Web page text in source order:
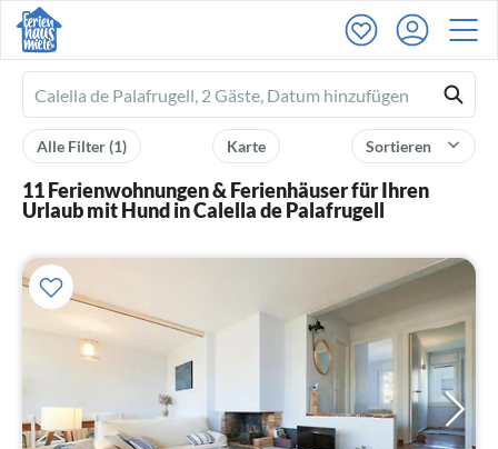
Ferienhausmiete
logo
Sortieren
Karte
Alle Filter(1)
11 Ferienwohnungen & Ferienhäuser für Ihren
Urlaub mit Hund in Calella de Palafrugell